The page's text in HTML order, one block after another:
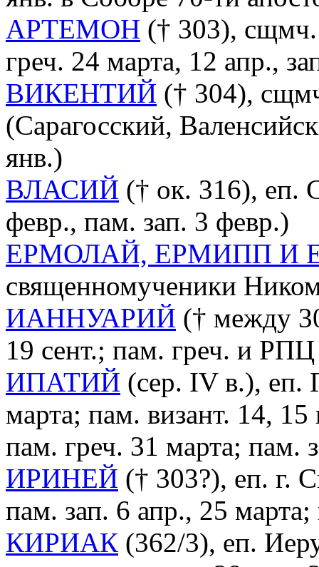
АРТЕМОН († 303),
греч. 24 марта, 12 апр.,
ВИКЕНТИЙ († 304),
(Сарагосский,
янв.)
ВЛАСИЙ († ок. 316), еп.
февр., пам. зап. 3 февр.)
ЕРМОЛАЙ, ЕРМИПП И
священномученики
ИАННУАРИЙ († между
19 сент.; пам. греч. и
ИПАТИЙ (сер. IV в.), еп.
марта; пам. визант. 14,
пам. греч. 31 марта; пам.
ИРИНЕЙ († 303?), еп. г.
пам. зап. 6 апр., 25
КИРИАК (362/3), еп.